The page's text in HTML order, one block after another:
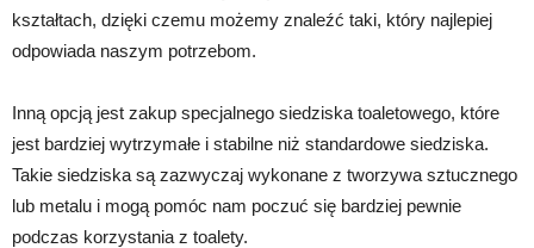
kształtach, dzięki czemu możemy znaleźć taki, który najlepiej
odpowiada naszym potrzebom.
Inną opcją jest zakup specjalnego siedziska toaletowego, które
jest bardziej wytrzymałe i stabilne niż standardowe siedziska.
Takie siedziska są zazwyczaj wykonane z tworzywa sztucznego
lub metalu i mogą pomóc nam poczuć się bardziej pewnie
podczas korzystania z toalety.